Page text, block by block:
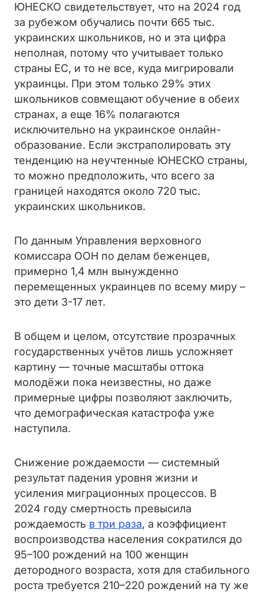
ЮНЕСКО свидетельствует, что на 2024 год
за рубежом обучались почти 665 тыс.
украинских школьников, но и эта цифра
неполная, потому что учитывает только
страны ЕС, и то не все, куда мигрировали
украинцы. При этом только 29% этих
школьников совмещают обучение в обеих
странах, а еще 16% полагаются
исключительно на украинское онлайн-
образование. Если экстраполировать эту
тенденцию на неучтенные ЮНЕСКО страны,
то можно предположить, что всего за
границей находятся около 720 тыс.
украинских школьников.
По данным Управления верховного
комиссара ООН по делам беженцев,
примерно 1,4 млн вынужденно
перемещенных украинцев по всему миру –
это дети 3-17 лет.
В общем и целом, отсутствие прозрачных
государственных учётов лишь усложняет
картину — точные масштабы оттока
молодёжи пока неизвестны, но даже
примерные цифры позволяют заключить,
что демографическая катастрофа уже
наступила.
Снижение рождаемости — системный
результат падения уровня жизни и
усиления миграционных процессов. В
2024 году смертность превысила
рождаемость в три раза, а коэффициент
воспроизводства населения сократился до
95–100 рождений на 100 женщин
детородного возраста, хотя для стабильного
роста требуется 210–220 рождений на ту же